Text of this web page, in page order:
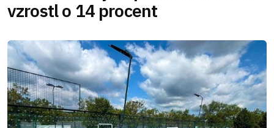
vzrostl o 14 procent